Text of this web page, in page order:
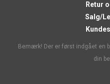
Retur
Salg/
Bemærk! Der er først indgået en
din